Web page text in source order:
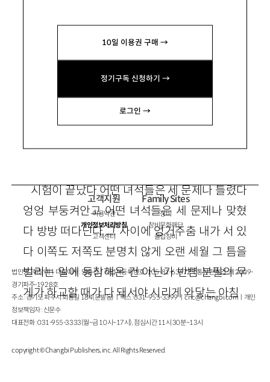
10일 이용권 구매 →
정기구독 신청하기 →
로그인 →
auraji@naver.com
그만 분필을 놓을 때
시험이 끝났다 어떤 녀석들은 세 문제나 틀렸다
엉엉 부둥켜안고 어떤 녀석들은 세 문제나 맞혔
다 방방 떠다닌다 그 사이에 엉거주춤 내가 서 있
다 이쪽도 저쪽도 분명치 않게 오랜 세월 그 틈을
벌리는 일에 동참해온 건 아닌가 반뼘 분필의 무
게가 하교할 때가 다 돼서야 시리게 와닿는 아침
고객지원
이용약관
개인정보처리방침
고객센터
Family Sites
창비
창비문화재단
클럽창비
법인명 : ㈜창비ㅣ대표이사 : 염종선ㅣ사업자등록번호 : 105-81-63672ㅣ통신판매업 : 제 2009-
경기파주-1928호
주소 : 경기도 파주시 회동길 184(문발동)ㅣ팩스 : 031-955-3399 ㅣcnc@changbi.com ㅣ개인
정보책임자 : 신문수
대표전화 : 031-955-3333(월~금 10시~17시), 점심시간 11시 30분~13시
copyright © Changbi Publishers, inc. All Rights Reserved.